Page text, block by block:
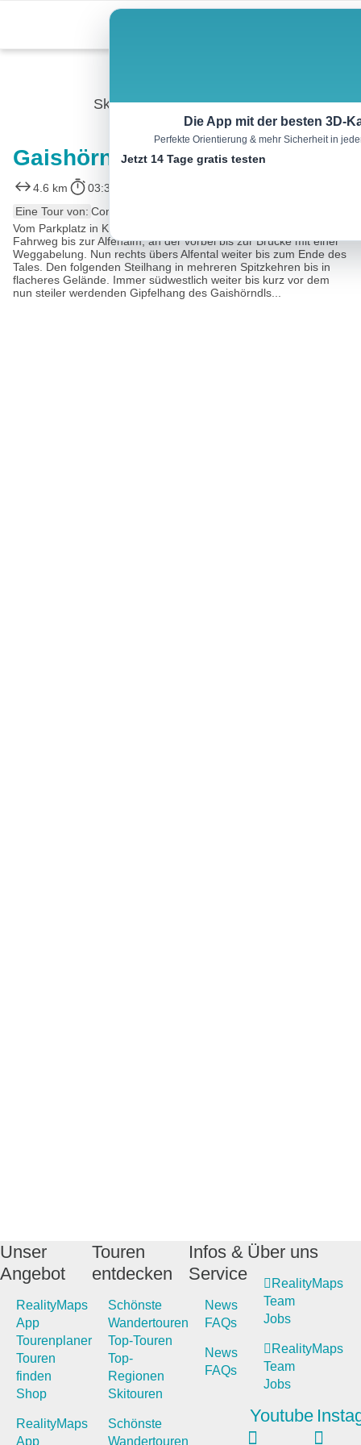
content
Skitour
Gaishörndl
4.6 km 03:30 h
Eine Tour von: Contwise
Vom Parkplatz in Kalkstein bei der Badl-Alm (1.640 m) auf dem
Fahrweg bis zur Alfenalm, an der vorbei bis zur Brücke mit einer
Weggabelung. Nun rechts übers Alfental weiter bis zum Ende des
Tales. Den folgenden Steilhang in mehreren Spitzkehren bis in
flacheres Gelände. Immer südwestlich weiter bis kurz vor dem
nun steiler werdenden Gipfelhang des Gaishörndls...
Die App mit der besten 3D-
Perfekte Orientierung & mehr Sicherheit in
Jetzt 14 Tage gratis testen
Unser
Angebot
RealityMaps
App
Tourenplaner
Touren
finden
Shop
RealityMaps
App
Touren
entdecken
Schönste
Wandertouren
Top-Touren
Top-
Regionen
Skitouren
Schönste
Wandertouren
Infos &
Service
News
FAQs
News
FAQs
Über uns
RealityMaps
Team
Jobs
RealityMaps
Team
Jobs
Youtube